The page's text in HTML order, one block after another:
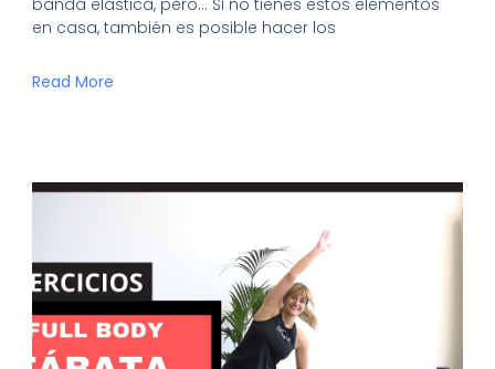
en casa, también es posible hacer los
Read More